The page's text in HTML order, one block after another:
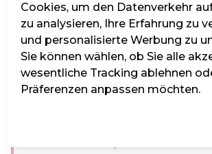
Birgit Denk unterstützt von Martin
Keyboard bietet die Möglichkeit, ein
feiern, dessen Lieder bis heute von
geschätzt werden. In dieser Epoche
heute bekannten Genres ihren
wurde geboren, neue Instrumente
Cookies, um den Datenverkehr
zu analysieren, Ihre Erfahrung zu
und personalisierte Werbung zu
Sie können wählen, ob Sie alle
wesentliche Tracking ablehnen
Präferenzen anpassen möchten.